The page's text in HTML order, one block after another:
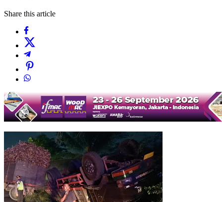
Share this article